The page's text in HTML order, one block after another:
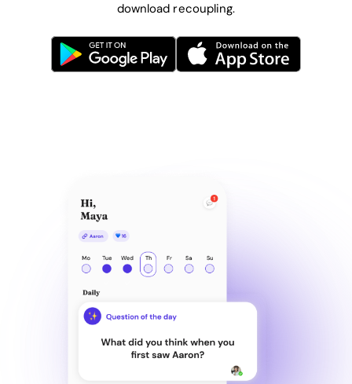
download recoupling.